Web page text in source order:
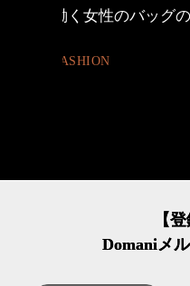
【ワーママのきれ
【
Domaniメ